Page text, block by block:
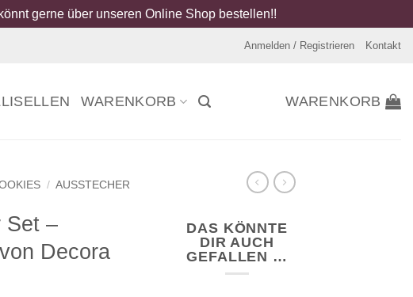
gerne über unseren Online Shop bestellen!!
Anmelden / Registrieren Kontakt
WARENKORB WARENKORB
/ AUSSTECHER
Set –
Decora
DAS KÖNNTE
DIR AUCH
GEFALLEN …